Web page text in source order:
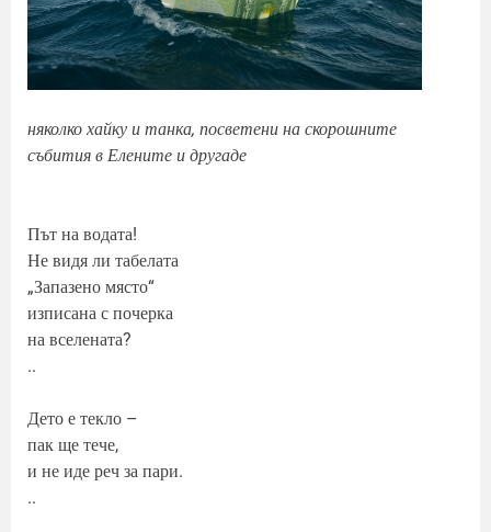
няколко хайку и танка, посветени на скорошните
събития в Елените и другаде
Път на водата!
Не видя ли табелата
„Запазено място“
изписана с почерка
на вселената?
..
Дето е текло –
пак ще тече,
и не иде реч за пари.
..